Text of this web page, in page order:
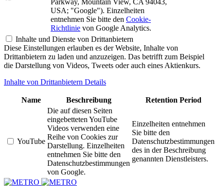
Parkway, Mountain View, CA 94043,
USA; "Google"). Einzelheiten
entnehmen Sie bitte den Cookie-
Richtlinie von Google Analytics.
Inhalte und Dienste von Drittanbietern
Diese Einstellungen erlauben es der Website, Inhalte von
Drittanbietern zu laden und anzuzeigen. Das betrifft zum Beispiel
die Darstellung von Videos, Tweets oder auch eines Aktienkurs.
Inhalte von Drittanbietern Details
Name Beschreibung Retention Period
YouTube
Die auf diesen Seiten
eingebetteten YouTube
Videos verwenden eine
Reihe von Cookies zur
Darstellung. Einzelheiten
entnehmen Sie bitte den
Datenschutzbestimmungen
von Google.
Einzelheiten entnehmen
Sie bitte den
Datenschutzbestimmungen
des in der Beschreibung
genannten Dienstleisters.